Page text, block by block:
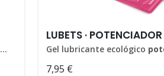
BEACITA (ORLISTAT) 60MG 84 CÁPSULAS Gel lubricante ecológico
7,95 €